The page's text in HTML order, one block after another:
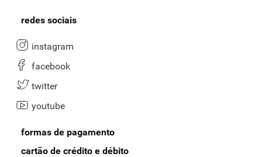
redes sociais
instagram
facebook
twitter
youtube
formas de pagamento
cartão de crédito e débito